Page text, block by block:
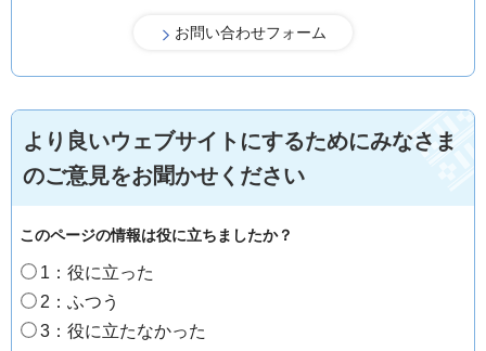
より良いウェブサイトにするためにみなさま
のご意見をお聞かせください
このページの情報は役に立ちましたか？
1：役に立った
2：ふつう
3：役に立たなかった